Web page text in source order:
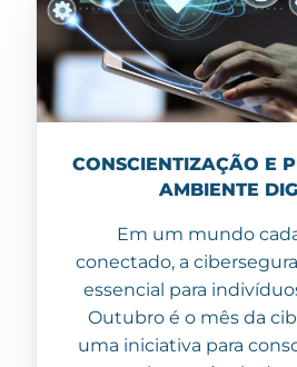
CONSCIENTIZAÇÃO E
AMBIENTE
Em um mundo
conectado, a
essencial para
Outubro é o mês da
uma iniciativa para